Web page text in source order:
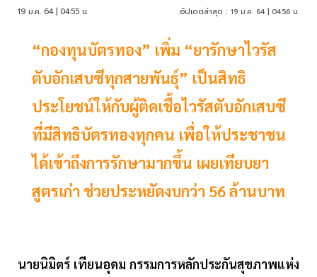
19 ม.ค. 64 | 04:55 น. อัปเดตล่าสุด : 19 ม.ค. 64 | 04:56 น.
“กองทุนบัตรทอง” เพิ่ม “ยารักษาไวรัส
ตับอักเสบซีทุกสายพันธุ์” เป็นสิทธิ
ประโยชน์ให้กับผู้ติดเชื้อไวรัสตับอักเสบซี
ที่มีสิทธิบัตรทองทุกคน เพื่อให้ประชาชน
ได้เข้าถึงการรักษามากขึ้น เผยเทียบยา
สูตรเก่า ช่วยประหยัดงบกว่า 56 ล้านบาท
นายนิมิตร์ เทียนอุดม กรรมการหลักประกันสุขภาพแห่ง